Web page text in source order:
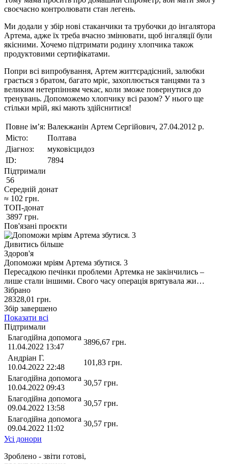
своєчасно контролювати стан легень.
Ми додали у збір нові стаканчики та трубочки до інгалятора
Артема, адже їх треба вчасно змінювати, щоб інгаляції були
якісними. Хочемо підтримати родину хлопчика також
продуктовими сертифікатами.
Попри всі випробування, Артем життєрадісний, залюбки
грається з братом, багато мріє, захоплюється танцями та з
великим нетерпінням чекає, коли зможе повернутися до
тренувань. Допоможемо хлопчику всі разом? У нього ще
стільки мрій, які мають здійснитися!
Повне ім’я: Валекжанін Артем Сергійович, 27.04.2012 р.
Місто:
Полтава
Діагноз:
муковісцидоз
ID:
7894
Підтримали
56
Середній донат
≈ 102 грн.
ТОП-донат
3897 грн.
Пов'язані проєкти
Дивитись більше
Здоров'я
Допоможи мріям Артема збутися. 3
Пересадкою печінки проблеми Артемка не закінчились –
лише стали іншими. Свого часу операція врятувала жи…
Зібрано
28328,01 грн.
Збір завершено
Показати всі
Підтримали
Благодійна допомога
11.04.2022 13:47
3896,67 грн.
Андріан Г.
10.04.2022 22:48
101,83 грн.
Благодійна допомога
10.04.2022 09:43
30,57 грн.
Благодійна допомога
09.04.2022 13:58
30,57 грн.
Благодійна допомога
09.04.2022 11:02
30,57 грн.
Усі донори
Зроблено - звіти готові,